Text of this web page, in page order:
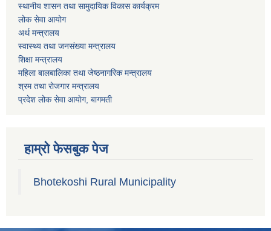
स्थानीय शासन तथा सामुदायिक विकास कार्यक्रम
लोक सेवा आयोग
अर्थ मन्त्रालय
स्वास्थ्य तथा जनस‌ंख्या मन्त्रालय
शिक्षा मन्त्रालय
महिला बालबालिका तथा जेष्ठनागरिक मन्त्रालय
श्रम तथा राेजगार मन्त्रालय
प्रदेश लोक सेवा आयाेग, बागमती
हाम्रो फेसबुक पेज
Bhotekoshi Rural Municipality